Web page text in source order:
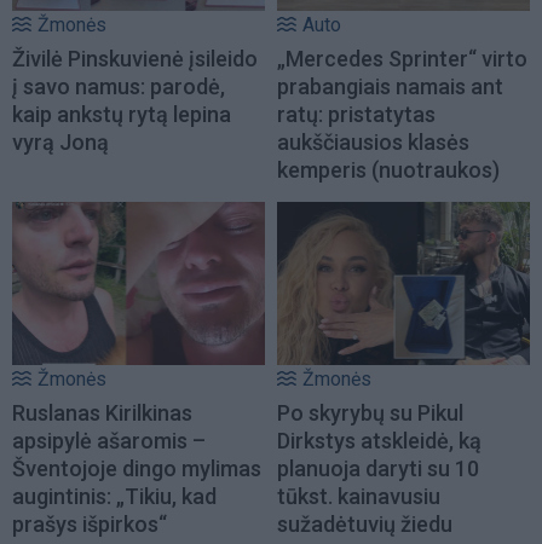
Žmonės
Živilė Pinskuvienė įsileido
į savo namus: parodė,
kaip ankstų rytą lepina
vyrą Joną
Auto
„Mercedes Sprinter“ virto
prabangiais namais ant
ratų: pristatytas
aukščiausios klasės
kemperis (nuotraukos)
Žmonės
Ruslanas Kirilkinas
apsipylė ašaromis –
Šventojoje dingo mylimas
augintinis: „Tikiu, kad
prašys išpirkos“
Žmonės
Po skyrybų su Pikul
Dirkstys atskleidė, ką
planuoja daryti su 10
tūkst. kainavusiu
sužadėtuvių žiedu